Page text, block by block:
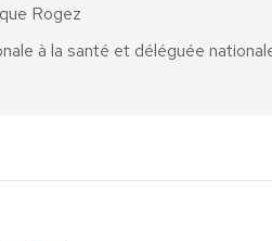
Rogez
à la santé et déléguée